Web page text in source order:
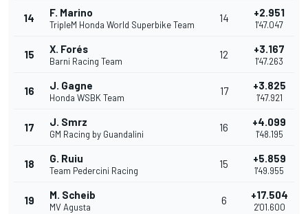
14 F. Marino
TripleM Honda World Superbike Team
14 +2.951
1'47.047
15 X. Forés
Barni Racing Team
12 +3.167
1'47.263
16 J. Gagne
Honda WSBK Team
17 +3.825
1'47.921
17 J. Smrz
GM Racing by Guandalini
16 +4.099
1'48.195
18 G. Ruiu
Team Pedercini Racing
15 +5.859
1'49.955
19 M. Scheib
MV Agusta
6 +17.504
2'01.600